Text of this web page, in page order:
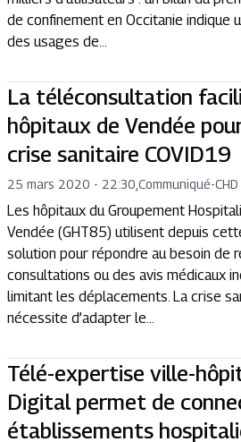
de confinement en Occitanie indique
des usages de...
La téléconsultation
hôpitaux de Vendée
crise sanitaire COVID19
25 mars 2020 - 22:30 Communiqué-
Les hôpitaux du Groupement
Vendée (GHT85) utilisent depuis
solution pour répondre au besoin de
consultations ou des avis médicaux
limitant les déplacements. La crise
nécessite d’adapter le...
Télé-expertise ville-
Digital permet de
établissements